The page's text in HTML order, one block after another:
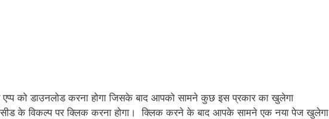
को डाउनलोड करना होगा जिसके बाद आपको सामने कुछ इस प्रकार का खुलेगा
के विकल्प पर क्लिक करना होगा। क्लिक करने के बाद आपके सामने एक नया पेज खुलेगा